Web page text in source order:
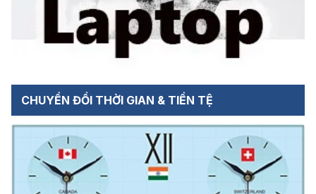
CHUYỂN ĐỔI THỜI GIAN & TIỀN TỆ